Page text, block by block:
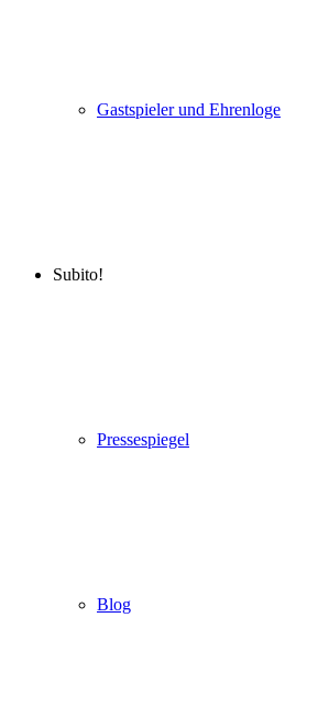
Gastspieler und Ehrenloge
Subito!
Pressespiegel
Blog